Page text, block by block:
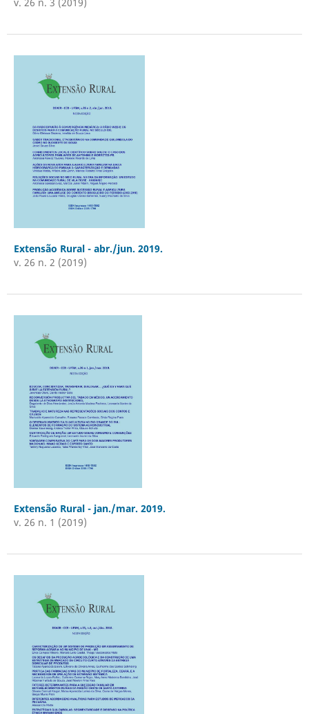
Extensão Rural - abr./jun. 2019.
v. 26 n. 2 (2019)
Extensão Rural - jan./mar. 2019.
v. 26 n. 1 (2019)